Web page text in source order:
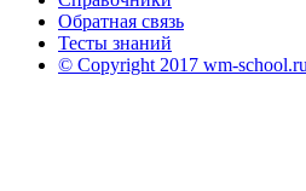
Обратная связь
Тесты знаний
© Copyright 2017 wm-